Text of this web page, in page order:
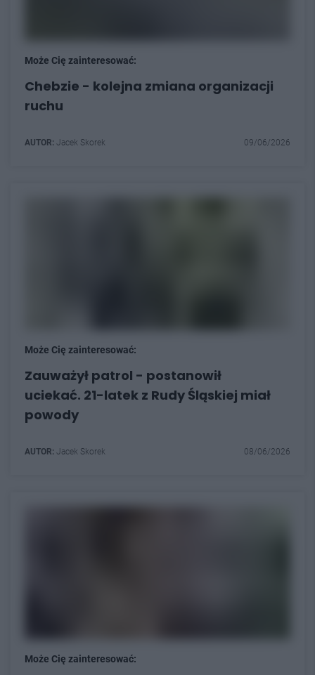
Może Cię zainteresować:
Chebzie - kolejna zmiana organizacji
ruchu
AUTOR: Jacek Skorek 09/06/2026
Może Cię zainteresować:
Zauważył patrol - postanowił
uciekać. 21-latek z Rudy Śląskiej miał
powody
AUTOR: Jacek Skorek 08/06/2026
Może Cię zainteresować: